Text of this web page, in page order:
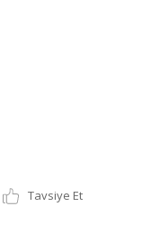
Tavsiye Et